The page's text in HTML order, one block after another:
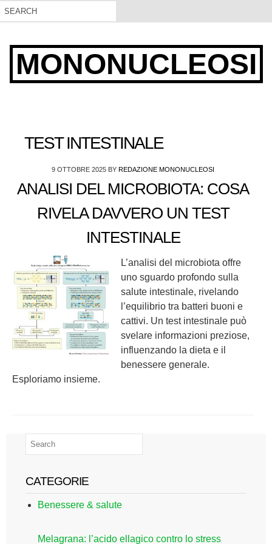
MONONUCLEOSI
TEST INTESTINALE
9 OTTOBRE 2025 BY REDAZIONE MONONUCLEOSI
ANALISI DEL MICROBIOTA: COSA
RIVELA DAVVERO UN TEST
INTESTINALE
L’analisi del microbiota offre
uno sguardo profondo sulla
salute intestinale, rivelando
l’equilibrio tra batteri buoni e
cattivi. Un test intestinale può
svelare informazioni preziose,
influenzando la dieta e il
benessere generale.
Esploriamo insieme.
CATEGORIE
Benessere & salute
Melagrana: l’acido ellagico contro lo stress